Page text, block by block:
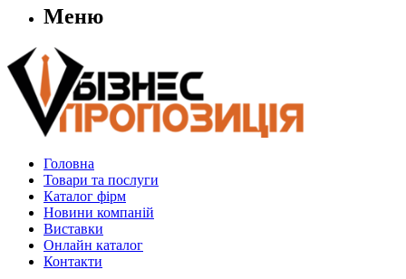
Меню
Головна
Товари та послуги
Каталог фірм
Новини компаній
Виставки
Онлайн каталог
Контакти